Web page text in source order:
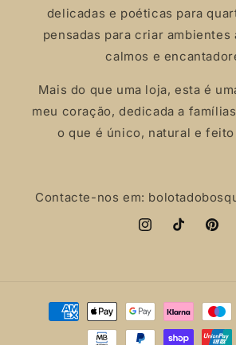
delicadas e poéticas para
pensadas para criar ambientes
calmos e
Mais do que uma loja, esta é
meu coração, dedicada a
o que é único, natural e feito
Contacte-nos em:
InstagramTikTok
Payment
methods